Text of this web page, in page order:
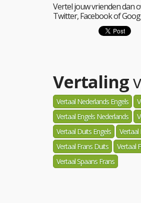
Vertel jouw vrienden dan
Twitter, Facebook of
Vertaling
Vertaal Nederlands Engels
Vertaal Engels Nederlands
Vertaal Duits Engels
Vertaal
Vertaal Frans Duits
Vertaal
Vertaal Spaans Frans